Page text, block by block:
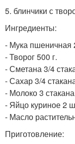
5. блинчики с
Ингредиенты:
- Мука пшеничная
- Творог 500 г.
- Сметана 3/4
- Сахар 3/4
- Молоко 3
- Яйцо куриное 2
- Масло
Приготовление: